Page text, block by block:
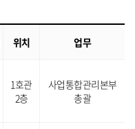
위치 업무
1호관
2층
사업통합관리본부
총괄